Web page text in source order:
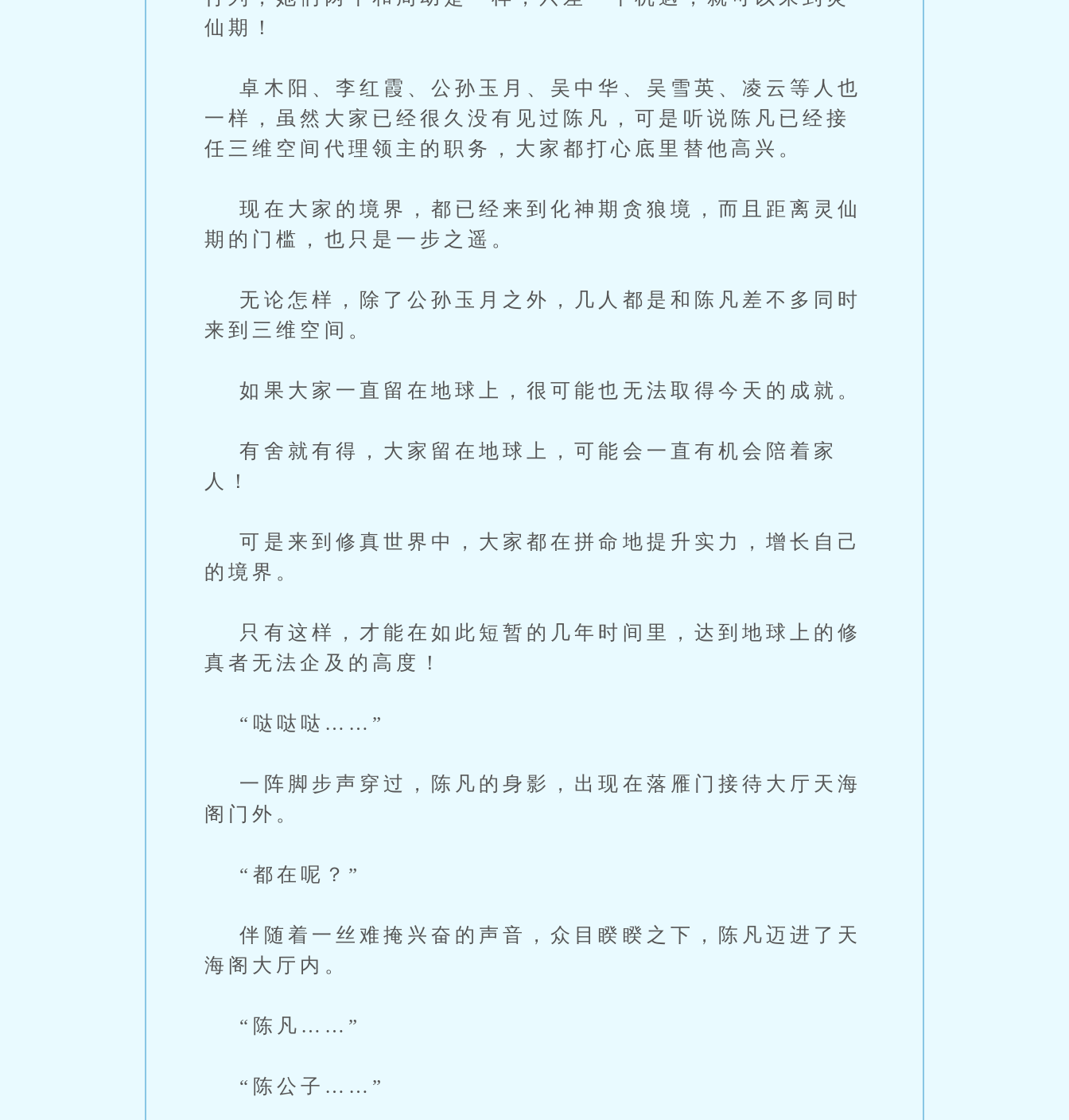
仙期！
卓木阳、李红霞、公孙玉月、吴中华、吴雪英、凌云等人也
一样，虽然大家已经很久没有见过陈凡，可是听说陈凡已经接
任三维空间代理领主的职务，大家都打心底里替他高兴。
现在大家的境界，都已经来到化神期贪狼境，而且距离灵仙
期的门槛，也只是一步之遥。
无论怎样，除了公孙玉月之外，几人都是和陈凡差不多同时
来到三维空间。
如果大家一直留在地球上，很可能也无法取得今天的成就。
有舍就有得，大家留在地球上，可能会一直有机会陪着家
人！
可是来到修真世界中，大家都在拼命地提升实力，增长自己
的境界。
只有这样，才能在如此短暂的几年时间里，达到地球上的修
真者无法企及的高度！
“哒哒哒……”
一阵脚步声穿过，陈凡的身影，出现在落雁门接待大厅天海
阁门外。
“都在呢？”
伴随着一丝难掩兴奋的声音，众目睽睽之下，陈凡迈进了天
海阁大厅内。
“陈凡……”
“陈公子……”